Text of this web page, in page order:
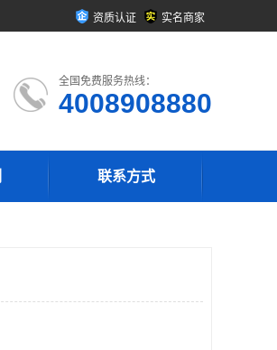
资质认证 实名商家
全国免费服务热线：
4008908880
联系方式